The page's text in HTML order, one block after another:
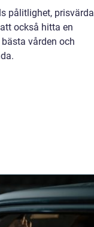
pålitlighet, prisvärda
också hitta en
vården och